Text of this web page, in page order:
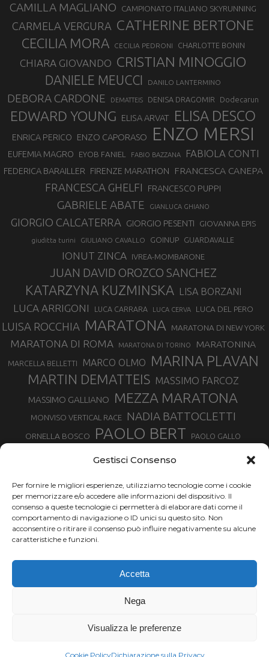
Gestisci Consenso
Per fornire le migliori esperienze, utilizziamo tecnologie come i cookie
per memorizzare e/o accedere alle informazioni del dispositivo. Il
consenso a queste tecnologie ci permetterà di elaborare dati come il
comportamento di navigazione o ID unici su questo sito. Non
acconsentire o ritirare il consenso può influire negativamente su alcune
caratteristiche e funzioni.
Accetta
Nega
Visualizza le preferenze
Cookie PolicyDichiarazione sulla Privacy
CAMILLA MAGLIANO CAMPIONATO ITALIANO SKYRUNNING
CARMELA VERGURA CATHERINE BERTONE
CECILIA MORA CECILIA PEDRONI CHARLOTTE BONIN
CHIARA GIOVANDO CRISTIAN MINOGGIO
DANIELE MEUCCI DANILO LANTERMINO
DEBORA CARDONE DEMATTEIS DENISA DRAGOMIR Dodecarun
EDWARD YOUNG ELISA ARVAT ELISA DESCO
ENRICA PERICO ENZO CAPORASO ENZO MERSI
EUFEMIA MAGRO EYOB FANIEL FABIO BAZZANA FABIOLA CONTI
FEDERICA BARAILLER FIRENZE MARATHON FRANCESCA CANEPA
FRANCESCA GHELFI FRANCESCO PUPPI
GABRIELE ABATE GIANLUCA GHIANO
GIORGIO CALCATERRA GIORGIO PESENTI GIOVANNA EPIS
giuditta turini GIULIANO CAVALLO GOINUP GUARDAVALLE
IONUT ZINCA IVREA-MOMBARONE
JUAN DAVID OROZCO SANCHEZ
KATARZYNA KUZMINSKA LISA BORZANI
LUCA ARRIGONI LUCA CARRARA LUCA CERVA LUCA DEL PERO
LUISA ROCCHIA MARATONA MARATONA DI NEW YORK
MARATONA DI ROMA MARATONA DI TORINO MARATONINA
MARCELLA BELLETTI MARCO OLMO MARINA PLAVAN
MARTIN DEMATTEIS MASSIMO FARCOZ
MASSIMO GALLIANO MEZZA MARATONA
MONVISO VERTICAL RACE NADIA BATTOCLETTI
ORNELLA BOSCO PAOLO BERT PAOLO GALLO
SILVIA SERAFINI SONIA GLAREY TAVAGNASCO TOR DES GEANTS
TOUR MONVISO TRAIL TRAIL MONTE CASTO TROFEO KIMA
TURIN MARATHON URBAN ZEMMER VAL DI FASSA RUNNING
VALENTINA BELOTTI
VENICE MARATHON
XAVIER CHEVRIER
YEMAN CRIPPA
Chi siamo | Termini d'uso | Privacy |